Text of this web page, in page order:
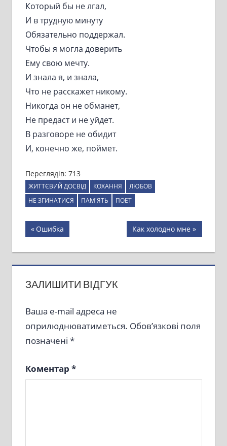
Который бы не лгал,
И в трудную минуту
Обязательно поддержал.
Чтобы я могла доверить
Ему свою мечту.
И знала я, и знала,
Что не расскажет никому.
Никогда он не обманет,
Не предаст и не уйдет.
В разговоре не обидит
И, конечно же, поймет.
Переглядів: 713
ЖИТТЄВИЙ ДОСВІД КОХАННЯ
ЛЮБОВ
НЕ ЗГИНАТИСЯ
ПАМ'ЯТЬ ПОЕТ
Навігація
записів
Previous
Ошибка
Next
Как холодно мне
ЗАЛИШИТИ ВІДГУК
Ваша e-mail адреса не
оприлюднюватиметься. Обов’язкові поля
позначені *
Коментар *